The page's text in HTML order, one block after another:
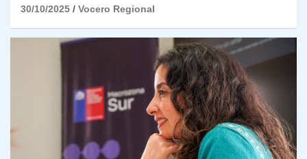
30/10/2025 Vocero Regional